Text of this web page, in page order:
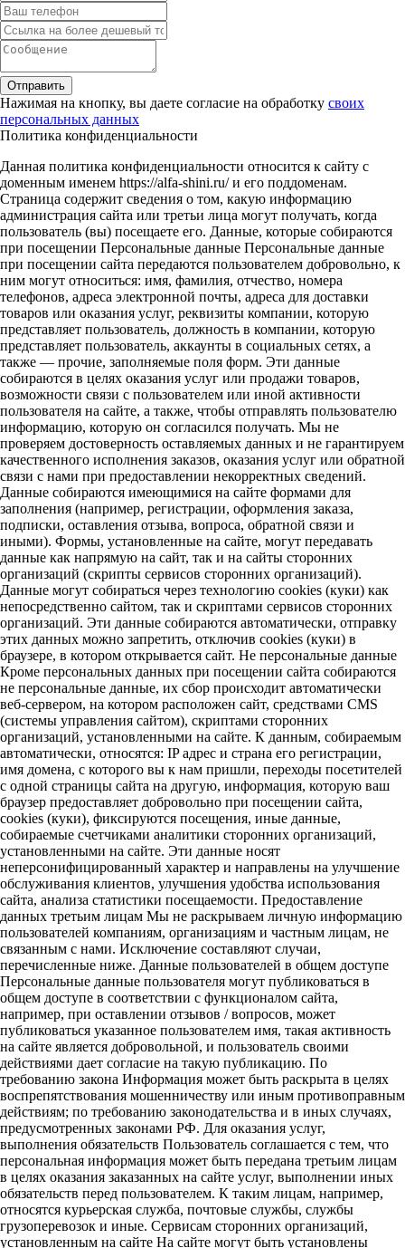
Отправить
Нажимая на кнопку, вы даете согласие на обработку своих
персональных данных
Политика конфиденциальности
Данная политика конфиденциальности относится к сайту с
доменным именем https://alfa-shini.ru/ и его поддоменам.
Страница содержит сведения о том, какую информацию
администрация сайта или третьи лица могут получать, когда
пользователь (вы) посещаете его. Данные, которые собираются
при посещении Персональные данные Персональные данные
при посещении сайта передаются пользователем добровольно, к
ним могут относиться: имя, фамилия, отчество, номера
телефонов, адреса электронной почты, адреса для доставки
товаров или оказания услуг, реквизиты компании, которую
представляет пользователь, должность в компании, которую
представляет пользователь, аккаунты в социальных сетях, а
также — прочие, заполняемые поля форм. Эти данные
собираются в целях оказания услуг или продажи товаров,
возможности связи с пользователем или иной активности
пользователя на сайте, а также, чтобы отправлять пользователю
информацию, которую он согласился получать. Мы не
проверяем достоверность оставляемых данных и не гарантируем
качественного исполнения заказов, оказания услуг или обратной
связи с нами при предоставлении некорректных сведений.
Данные собираются имеющимися на сайте формами для
заполнения (например, регистрации, оформления заказа,
подписки, оставления отзыва, вопроса, обратной связи и
иными). Формы, установленные на сайте, могут передавать
данные как напрямую на сайт, так и на сайты сторонних
организаций (скрипты сервисов сторонних организаций).
Данные могут собираться через технологию cookies (куки) как
непосредственно сайтом, так и скриптами сервисов сторонних
организаций. Эти данные собираются автоматически, отправку
этих данных можно запретить, отключив cookies (куки) в
браузере, в котором открывается сайт. Не персональные данные
Кроме персональных данных при посещении сайта собираются
не персональные данные, их сбор происходит автоматически
веб-сервером, на котором расположен сайт, средствами CMS
(системы управления сайтом), скриптами сторонних
организаций, установленными на сайте. К данным, собираемым
автоматически, относятся: IP адрес и страна его регистрации,
имя домена, с которого вы к нам пришли, переходы посетителей
с одной страницы сайта на другую, информация, которую ваш
браузер предоставляет добровольно при посещении сайта,
cookies (куки), фиксируются посещения, иные данные,
собираемые счетчиками аналитики сторонних организаций,
установленными на сайте. Эти данные носят
неперсонифицированный характер и направлены на улучшение
обслуживания клиентов, улучшения удобства использования
сайта, анализа статистики посещаемости. Предоставление
данных третьим лицам Мы не раскрываем личную информацию
пользователей компаниям, организациям и частным лицам, не
связанным с нами. Исключение составляют случаи,
перечисленные ниже. Данные пользователей в общем доступе
Персональные данные пользователя могут публиковаться в
общем доступе в соответствии с функционалом сайта,
например, при оставлении отзывов / вопросов, может
публиковаться указанное пользователем имя, такая активность
на сайте является добровольной, и пользователь своими
действиями дает согласие на такую публикацию. По
требованию закона Информация может быть раскрыта в целях
воспрепятствования мошенничеству или иным противоправным
действиям; по требованию законодательства и в иных случаях,
предусмотренных законами РФ. Для оказания услуг,
выполнения обязательств Пользователь соглашается с тем, что
персональная информация может быть передана третьим лицам
в целях оказания заказанных на сайте услуг, выполнении иных
обязательств перед пользователем. К таким лицам, например,
относятся курьерская служба, почтовые службы, службы
грузоперевозок и иные. Сервисам сторонних организаций,
установленным на сайте На сайте могут быть установлены